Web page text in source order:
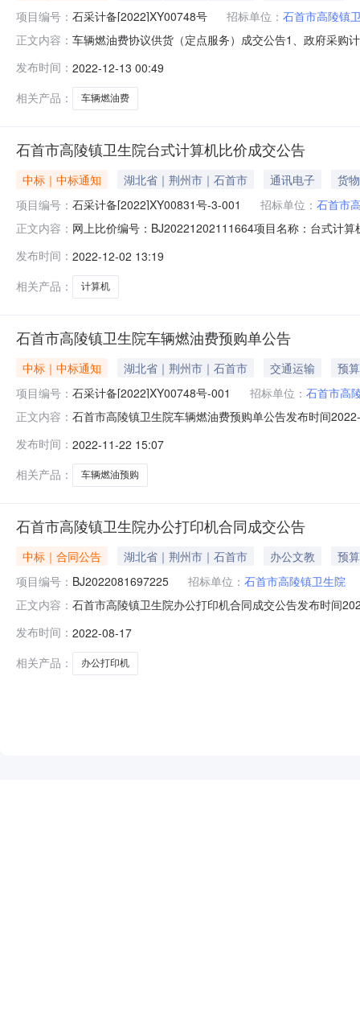
项目编号： 石采计备[2022]XY00748号 招标单位： 石首市高陵镇
正文内容： 车辆燃油费协议供货（定点服务）成交公告1、政府采购
12-1210、执行方式：议价11、成交内容：车辆燃油费
发布时间： 2022-12-13 00:49
相关产品：
车辆燃油费
石首市高陵镇卫生院台式计算机比价成交公告
中标｜中标通知 湖北省｜荆州市｜石首市 通讯电子
货物
项目编号： 石采计备[2022]XY00831号-3-001 招标单位： 石首市
正文内容： 网上比价编号：BJ20221202111664项目名称：台式计
名称：石首市瑞谷电子商务有限公司供应商地址：石首
发布时间： 2022-12-02 13:19
相关产品：
计算机
石首市高陵镇卫生院车辆燃油费预购单公告
中标｜中标通知 湖北省｜荆州市｜石首市 交通运输
预
项目编号： 石采计备[2022]XY00748号-001 招标单位： 石首市高
正文内容： 石首市高陵镇卫生院车辆燃油费预购单公告发布时间
JZSSS222113采购联系电话：13986718226成交供应商
发布时间： 2022-11-22 15:07
相关产品：
车辆燃油预购
石首市高陵镇卫生院办公打印机合同成交公告
中标｜合同公告 湖北省｜荆州市｜石首市 办公文教
预
项目编号： BJ2022081697225 招标单位： 石首市高陵镇卫生院
正文内容： 石首市高陵镇卫生院办公打印机合同成交公告发布时间
合同签订时间：2022-08-17合同公告时间：2022-08-17
发布时间： 2022-08-17
相关产品：
办公打印机